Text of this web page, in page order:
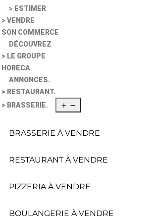
> ESTIMER
> VENDRE
SON COMMERCE
DÉCOUVREZ
> LE GROUPE
HORECA
ANNONCES.
> RESTAURANT.
> BRASSERIE.
BRASSERIE À VENDRE
RESTAURANT À VENDRE
PIZZERIA À VENDRE
BOULANGERIE À VENDRE